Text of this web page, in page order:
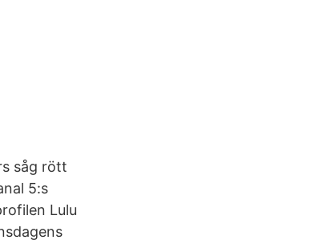
såg rött
5:s
Lulu